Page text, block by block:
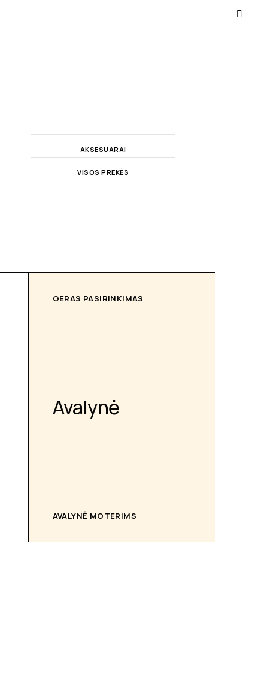
AKSESUARAI
VISOS PREKĖS
GERAS PASIRINKIMAS
Avalynė
AVALYNĖ MOTERIMS